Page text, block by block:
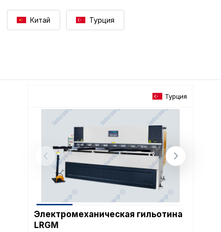
Китай Турция
Турция
Электромеханическая гильотина
LRGM